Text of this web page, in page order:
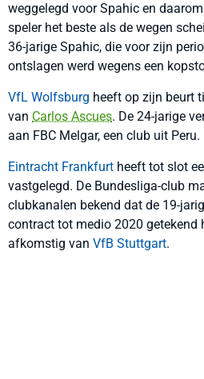
weggelegd voor Spahic en
speler het beste als de wegen
36-jarige Spahic, die voor zijn
ontslagen werd wegens een
VfL Wolfsburg heeft op zijn beurt
van Carlos Ascues. De 24-jarige
aan FBC Melgar, een club uit Peru.
Eintracht Frankfurt heeft tot slot
vastgelegd. De Bundesliga-club
clubkanalen bekend dat de 19-
contract tot medio 2020 getekend
afkomstig van VfB Stuttgart.